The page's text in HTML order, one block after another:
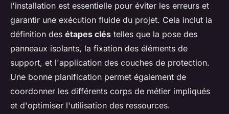
l'installation est essentielle pour éviter les erreurs et
garantir une exécution fluide du projet. Cela inclut la
définition des étapes clés telles que la pose des
panneaux isolants, la fixation des éléments de
support, et l'application des couches de protection.
Une bonne planification permet également de
coordonner les différents corps de métier impliqués
et d'optimiser l'utilisation des ressources.